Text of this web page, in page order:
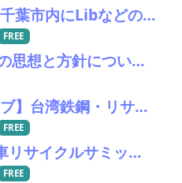
リーテム 千葉市内にLibなどの小型充電式電池回収ボックスを新たに15カ所設置
FREE
TSUとTSRの思想と方針について考える
【アーカイブ】台湾鉄鋼・リサイクル産業視察ツアー
FREE
第5回自動車リサイクルサミット ～再生材料をいかに使うか、違法業者対策、中古車輸出問題を語ろう～
FREE